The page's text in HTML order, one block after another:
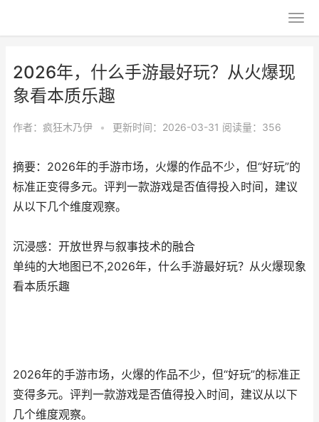
2026年，什么手游最好玩？从火爆现
象看本质乐趣
作者： 疯狂木乃伊 • 更新时间：2026-03-31 阅读量：356
摘要：2026年的手游市场，火爆的作品不少，但“好玩”的
标准正变得多元。评判一款游戏是否值得投入时间，建议
从以下几个维度观察。
沉浸感：开放世界与叙事技术的融合
单纯的大地图已不,2026年，什么手游最好玩？从火爆现象
看本质乐趣
2026年的手游市场，火爆的作品不少，但“好玩”的标准正
变得多元。评判一款游戏是否值得投入时间，建议从以下
几个维度观察。